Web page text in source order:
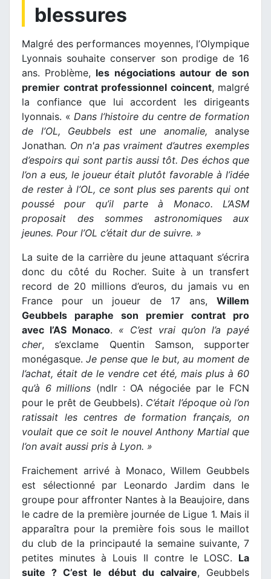
blessures
Malgré des performances moyennes, l’Olympique
Lyonnais souhaite conserver son prodige de 16
ans. Problème, les négociations autour de son
premier contrat professionnel coincent, malgré
la confiance que lui accordent les dirigeants
lyonnais. « Dans l’histoire du centre de formation
de l’OL, Geubbels est une anomalie, analyse
Jonathan. On n'a pas vraiment d’autres exemples
d’espoirs qui sont partis aussi tôt. Des échos que
l’on a eus, le joueur était plutôt favorable à l’idée
de rester à l’OL, ce sont plus ses parents qui ont
poussé pour qu’il parte à Monaco. L’ASM
proposait des sommes astronomiques aux
jeunes. Pour l’OL c’était dur de suivre. »
La suite de la carrière du jeune attaquant s’écrira
donc du côté du Rocher. Suite à un transfert
record de 20 millions d’euros, du jamais vu en
France pour un joueur de 17 ans, Willem
Geubbels paraphe son premier contrat pro
avec l’AS Monaco. « C’est vrai qu’on l’a payé
cher, s’exclame Quentin Samson, supporter
monégasque.Je pense que le but, au moment de
l’achat, était de le vendre cet été, mais plus à 60
qu’à 6 millions (ndlr : OA négociée par le FCN
pour le prêt de Geubbels). C’était l’époque où l’on
ratissait les centres de formation français, on
voulait que ce soit le nouvel Anthony Martial que
l’on avait aussi pris à Lyon. »
Fraichement arrivé à Monaco, Willem Geubbels
est sélectionné par Leonardo Jardim dans le
groupe pour affronter Nantes à la Beaujoire, dans
le cadre de la première journée de Ligue 1. Mais il
apparaîtra pour la première fois sous le maillot
du club de la principauté la semaine suivante, 7
petites minutes à Louis II contre le LOSC. La
suite ? C’est le début du calvaire, Geubbels